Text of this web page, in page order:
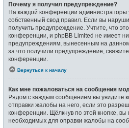
Почему я получил предупреждение?
На каждой конференции администраторы
собственный свод правил. Если вы
получить предупреждение. Учтите, что
конференции, и phpBB Limited не имеет
предупреждениям, вынесенным на
за что получили предупреждение,
конференции.
Вернуться к началу
Как мне пожаловаться на сообщения
Рядом с каждым сообщением вы увидите
отправки жалобы на него, если это
конференции. Щёлкнув по этой кнопке, вы
необходимых для оправки жалобы на